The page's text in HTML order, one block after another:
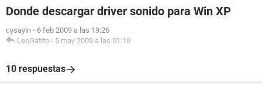
Donde descargar driver sonido para Win XP
cysayin - 6 feb 2009 a las 19:26
LeoGatito - 5 may 2009 a las 01:10
10 respuestas